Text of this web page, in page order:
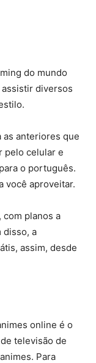
do mundo
diversos
as anteriores que
pelo celular e
o português.
você aproveitar.
com planos a
disso, a
assim, desde
online é o
televisão de
Para